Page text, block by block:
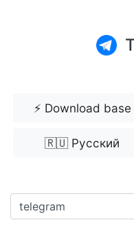
⚡️ Download base
🇷🇺 Русский